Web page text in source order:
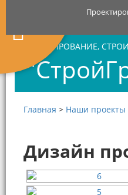
ПРОЕКТИРОВАНИЕ,
Главная > Наши проекты
Дизайн